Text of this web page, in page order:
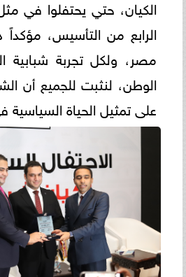
الكيان، حتي يحتفلوا في
الرابع من التأسيس،
مصر، ولكل تجربة شبابية
الوطن، لنثبت للجميع أن
على تمثيل الحياة